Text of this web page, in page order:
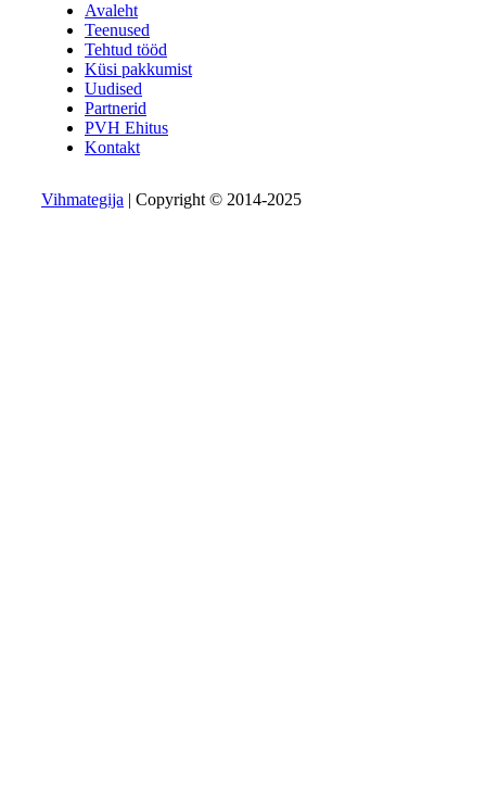
Avaleht
Teenused
Tehtud tööd
Küsi pakkumist
Uudised
Partnerid
PVH Ehitus
Kontakt
Vihmategija | Copyright © 2014-2025